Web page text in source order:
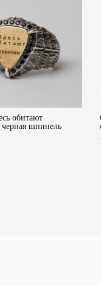
обитают
шпинель